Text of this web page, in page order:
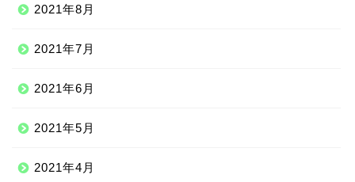
2021年8月
2021年7月
2021年6月
2021年5月
2021年4月